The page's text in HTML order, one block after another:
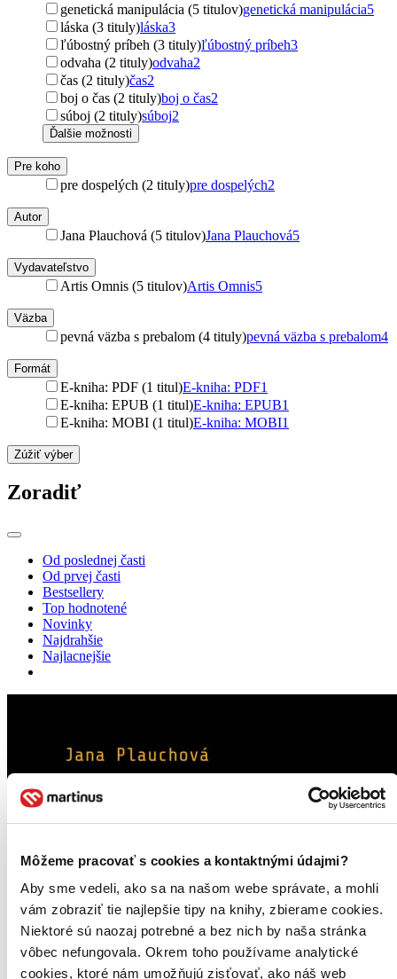
Môžeme pracovať s cookies a kontaktnými údajmi?
Aby sme vedeli, ako sa na našom webe správate, a mohli
vám zobraziť tie najlepšie tipy na knihy, zbierame cookies.
Niektoré sú naozaj potrebné a bez nich by naša stránka
vôbec nefungovala. Okrem toho používame analytické
cookies, ktoré nám umožňujú zisťovať, ako náš web
genetická manipulácia (5 titulov)genetická manipulácia5
láska (3 tituly)láska3
ľúbostný príbeh (3 tituly)ľúbostný príbeh3
odvaha (2 tituly)odvaha2
čas (2 tituly)čas2
boj o čas (2 tituly)boj o čas2
súboj (2 tituly)súboj2
Ďalšie možnosti
Pre koho
pre dospelých (2 tituly)pre dospelých2
Autor
Jana Plauchová (5 titulov)Jana Plauchová5
Vydavateľstvo
Artis Omnis (5 titulov)Artis Omnis5
Väzba
pevná väzba s prebalom (4 tituly)pevná väzba s prebalom4
Formát
E-kniha: PDF (1 titul)E-kniha: PDF1
E-kniha: EPUB (1 titul)E-kniha: EPUB1
E-kniha: MOBI (1 titul)E-kniha: MOBI1
Zúžiť výber
Zoradiť
Od poslednej časti
Od prvej časti
Bestsellery
Top hodnotené
Novinky
Najdrahšie
Najlacnejšie